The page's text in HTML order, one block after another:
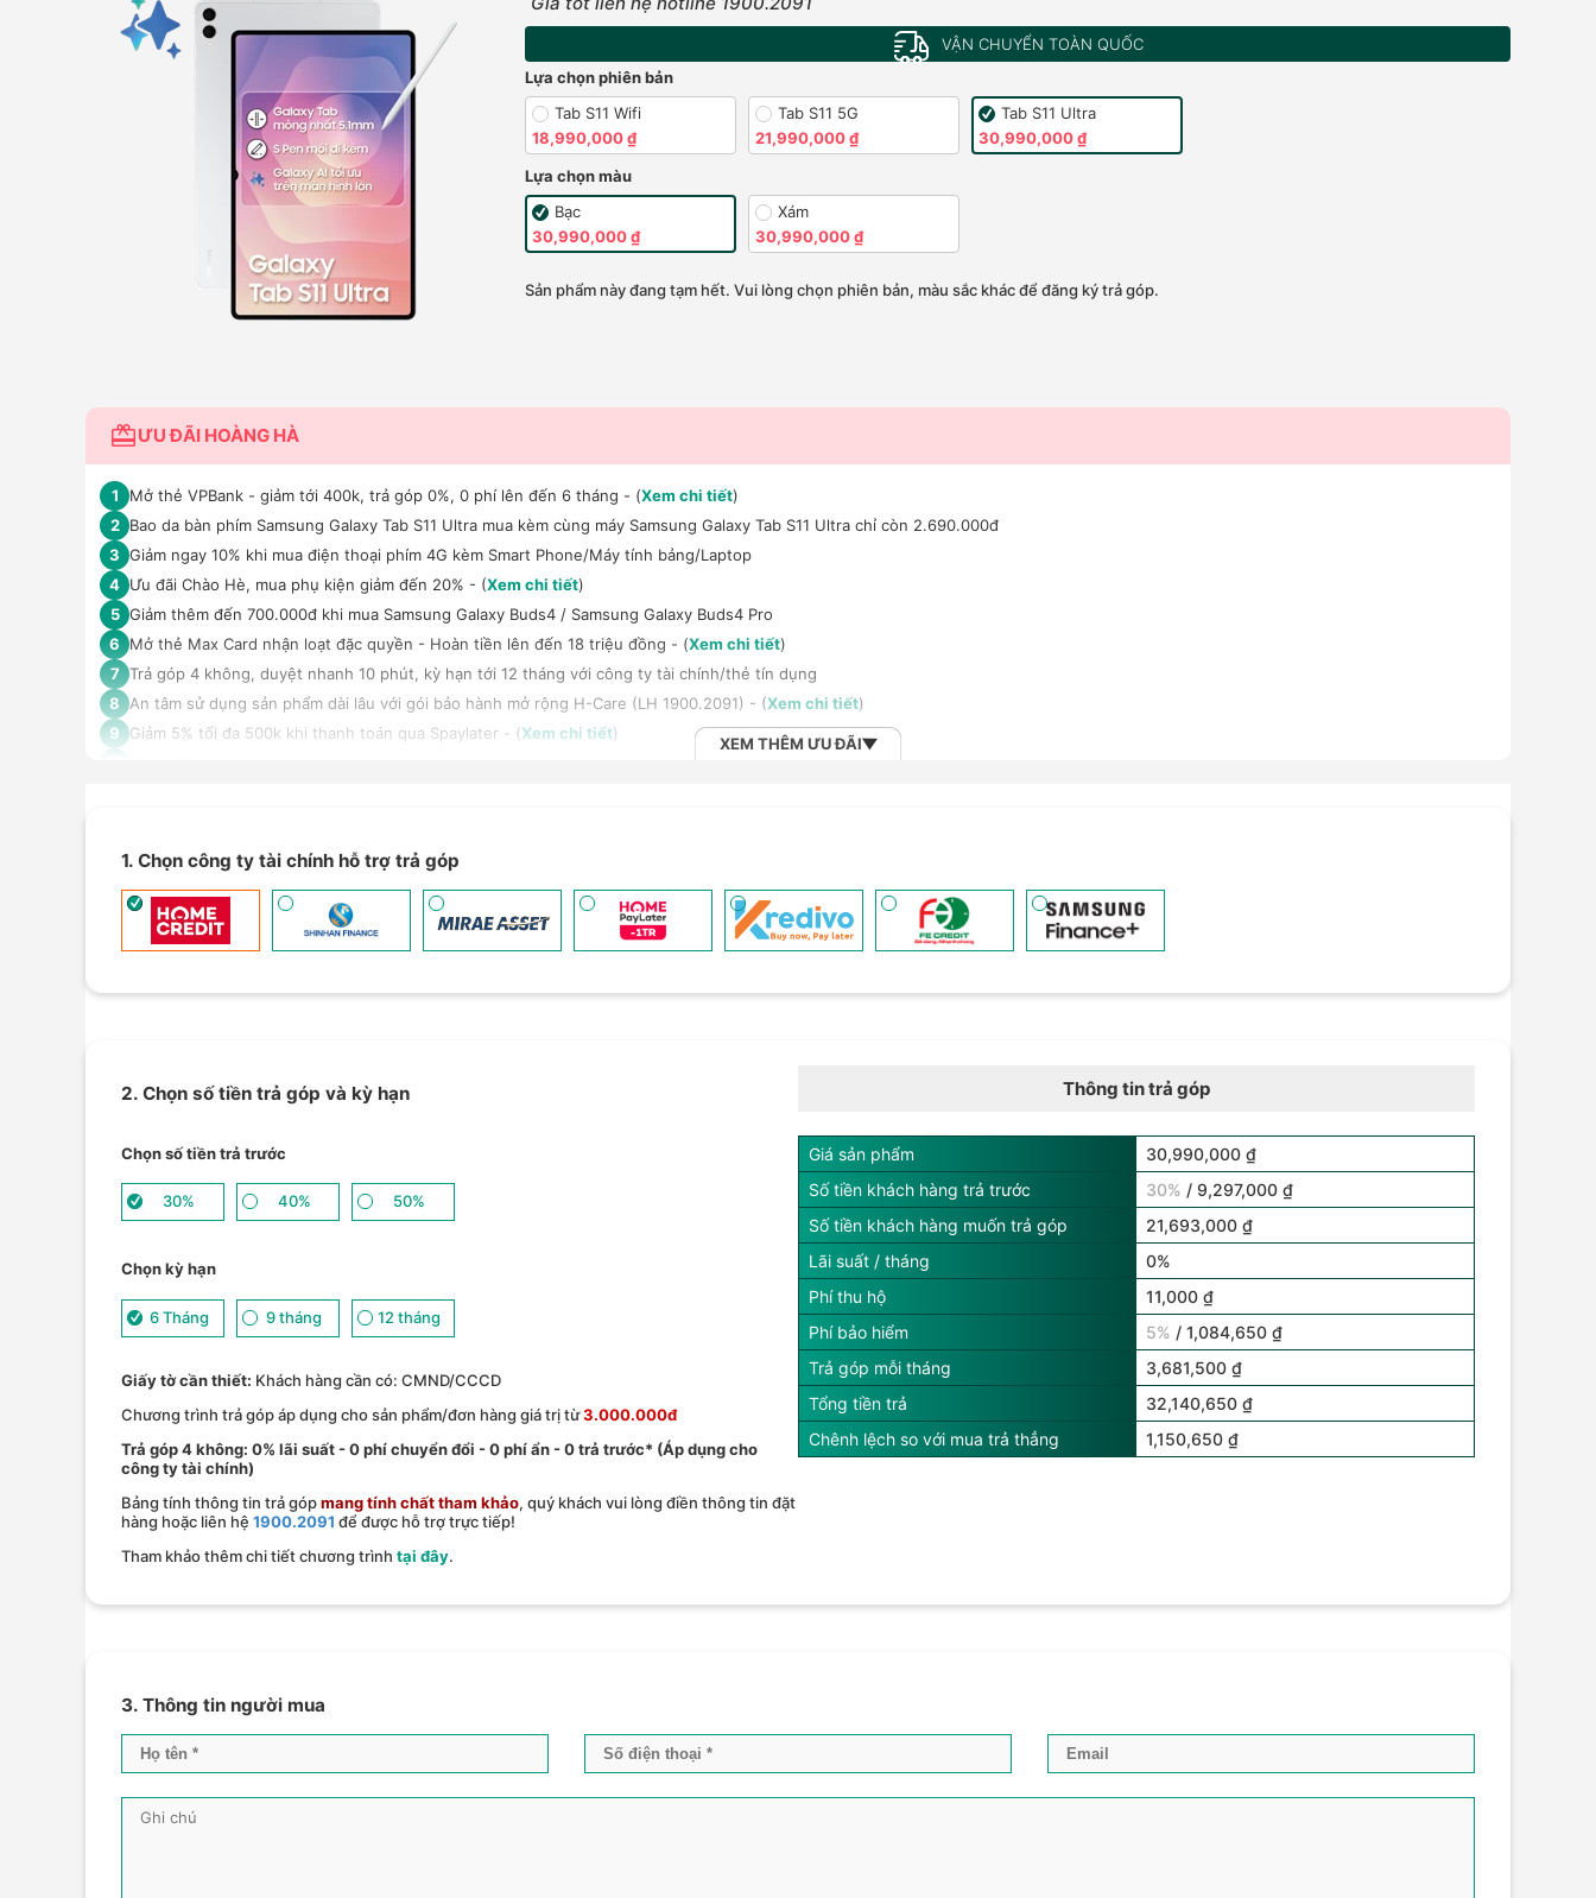
VẬN CHUYỂN TOÀN QUỐC
Lựa chọn phiên bản
Tab S11 Wifi
18,990,000 ₫
Tab S11 5G
21,990,000 ₫
Tab S11 Ultra
30,990,000 ₫
Lựa chọn màu
Bạc
30,990,000 ₫
Xám
30,990,000 ₫
Sản phẩm này đang tạm hết. Vui lòng chọn phiên bản, màu sắc khác để đăng ký trả góp.
ƯU ĐÃI HOÀNG HÀ
1 Mở thẻ VPBank - giảm tới 400k, trả góp 0%, 0 phí lên đến 6 tháng - (Xem chi tiết)
2 Bao da bàn phím Samsung Galaxy Tab S11 Ultra mua kèm cùng máy Samsung Galaxy Tab S11 Ultra chỉ còn 2.690.000đ
3 Giảm ngay 10% khi mua điện thoại phím 4G kèm Smart Phone/Máy tính bảng/Laptop
4 Ưu đãi Chào Hè, mua phụ kiện giảm đến 20% - (Xem chi tiết)
5 Giảm thêm đến 700.000đ khi mua Samsung Galaxy Buds4 / Samsung Galaxy Buds4 Pro
6
Mở thẻ Max Card nhận loạt đặc quyền - Hoàn tiền lên đến 18 triệu đồng - (Xem chi tiết)
7 Trả góp 4 không, duyệt nhanh 10 phút, kỳ hạn tới 12 tháng với công ty tài chính/thẻ tín dụng
8
An tâm sử dụng sản phẩm dài lâu với gói bảo hành mở rộng H-Care (LH 1900.2091) - (Xem chi tiết)
9
Giảm 5% tối đa 500k khi thanh toán qua Spaylater - (Xem chi tiết)
13
Giảm thêm tới 1 triệu đồng khi thanh toán qua thẻ tín dụng Vietbank - (
Giảm 10% tối đa 2.000.000đ khi thanh toán qua thẻ tín dụng Shinhan Finance Mastercard The First - (Xem chi tiết
Thanh toán qua Homepaylater giảm ngay 5% tối đa 300.000đ - ( Xem chi tiết
XEM THÊM ƯU ĐÃI
1. Chọn công ty tài chính hỗ trợ trả góp
2. Chọn số tiền trả góp và kỳ hạn
Chọn số tiền trả trước
30% 40% 50%
Chọn kỳ hạn
6 Tháng 9 tháng 12 tháng
Giấy tờ cần thiết: Khách hàng cần có: CMND/CCCD
Chương trình trả góp áp dụng cho sản phẩm/đơn hàng giá trị từ3.000.000đ
Trả góp 4 không: 0% lãi suất - 0 phí chuyển đổi - 0 phí ẩn - 0 trả trước* (Áp dụng cho
công ty tài chính)
Bảng tính thông tin trả gópmang tính chất tham khảo, quý khách vui lòng điền thông tin đặt
hàng hoặc liên hệ 1900.2091 để được hỗ trợ trực tiếp!
Tham khảo thêm chi tiết chương trình tại đây.
Thông tin trả góp
Giá sản phẩm
30,990,000 ₫
Số tiền khách hàng trả trước
30% / 9,297,000 ₫
Số tiền khách hàng muốn trả góp
21,693,000 ₫
Lãi suất / tháng
0%
Phí thu hộ
11,000 ₫
Phí bảo hiểm
5% / 1,084,650 ₫
Trả góp mỗi tháng
3,681,500 ₫
Tổng tiền trả
32,140,650 ₫
Chênh lệch so với mua trả thẳng
1,150,650 ₫
3. Thông tin người mua